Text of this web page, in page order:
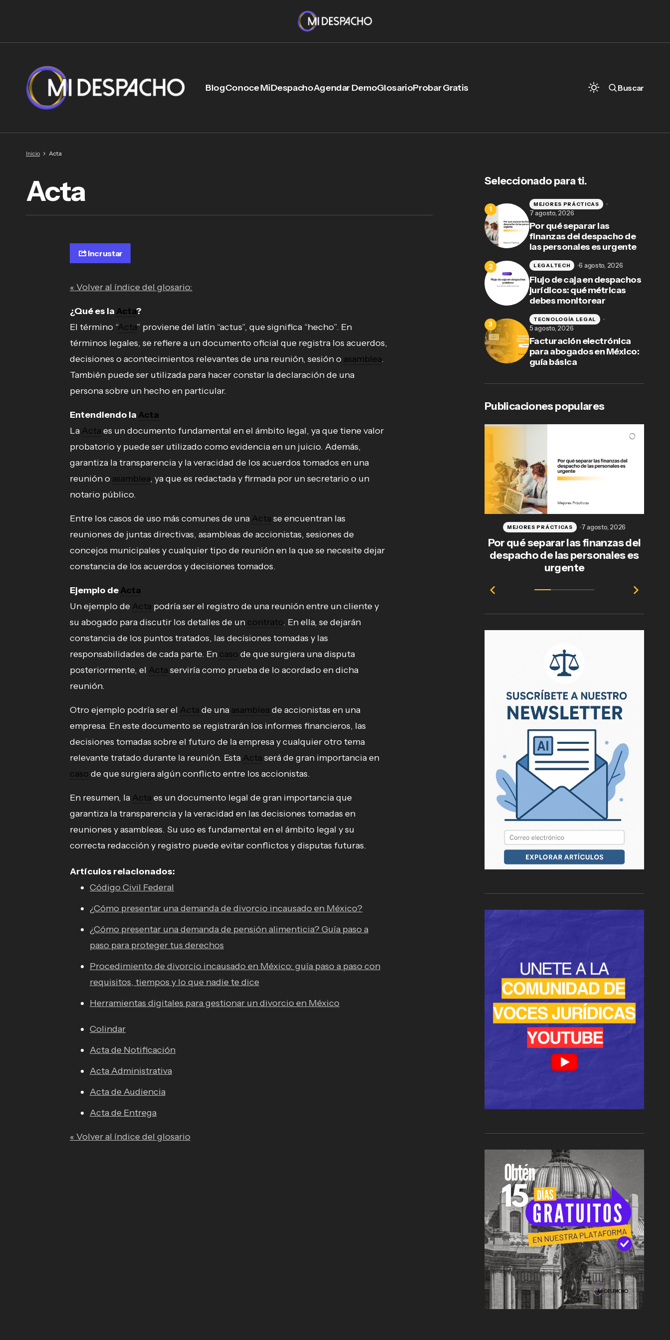
BlogConoce MiDespachoAgendar DemoGlosarioProbar Gratis Buscar
Inicio Acta
Acta
Incrustar
« Volver al índice del glosario:
¿Qué es la Acta?
El término “Acta” proviene del latín “actus”, que significa “hecho”. En
términos legales, se refiere a un documento oficial que registra los acuerdos,
decisiones o acontecimientos relevantes de una reunión, sesión o asamblea.
También puede ser utilizada para hacer constar la declaración de una
persona sobre un hecho en particular.
Entendiendo la Acta
La Acta es un documento fundamental en el ámbito legal, ya que tiene valor
probatorio y puede ser utilizado como evidencia en un juicio. Además,
garantiza la transparencia y la veracidad de los acuerdos tomados en una
reunión o asamblea, ya que es redactada y firmada por un secretario o un
notario público.
Entre los casos de uso más comunes de una Acta se encuentran las
reuniones de juntas directivas, asambleas de accionistas, sesiones de
concejos municipales y cualquier tipo de reunión en la que se necesite dejar
constancia de los acuerdos y decisiones tomados.
Ejemplo deActa
Un ejemplo de Acta podría ser el registro de una reunión entre un cliente y
su abogado para discutir los detalles de un contrato. En ella, se dejarán
constancia de los puntos tratados, las decisiones tomadas y las
responsabilidades de cada parte. En caso de que surgiera una disputa
posteriormente, el Acta serviría como prueba de lo acordado en dicha
reunión.
Otro ejemplo podría ser el Acta de una asamblea de accionistas en una
empresa. En este documento se registrarán los informes financieros, las
decisiones tomadas sobre el futuro de la empresa y cualquier otro tema
relevante tratado durante la reunión. Esta Acta será de gran importancia en
caso de que surgiera algún conflicto entre los accionistas.
En resumen, la Acta es un documento legal de gran importancia que
garantiza la transparencia y la veracidad en las decisiones tomadas en
reuniones y asambleas. Su uso es fundamental en el ámbito legal y su
correcta redacción y registro puede evitar conflictos y disputas futuras.
Artículos relacionados:
Código Civil Federal
¿Cómo presentar una demanda de divorcio incausado en México?
¿Cómo presentar una demanda de pensión alimenticia? Guía paso a
paso para proteger tus derechos
Procedimiento de divorcio incausado en México: guía paso a paso con
requisitos, tiempos y lo que nadie te dice
Herramientas digitales para gestionar un divorcio en México
Colindar
Acta de Notificación
Acta Administrativa
Acta de Audiencia
Acta de Entrega
« Volver al índice del glosario
Seleccionado para ti.
Por qué separar las
finanzas del despacho de
las personales es urgente
MEJORES PRÁCTICAS
7 agosto, 2026
Flujo de caja en despachos
jurídicos: qué métricas
debes monitorear
LEGALTECH 6 agosto, 2026
Facturación electrónica
para abogados en México:
guía básica
TECNOLOGÍA LEGAL
5 agosto, 2026
Publicaciones populares
Por qué separar las finanzas del
despacho de las personales es
urgente
MEJORES PRÁCTICAS 7 agosto, 2026